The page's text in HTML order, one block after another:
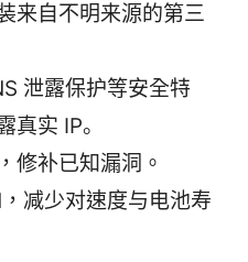
来自不明来源的第三
泄露保护等安全特
真实 IP。
修补已知漏洞。
减少对速度与电池寿